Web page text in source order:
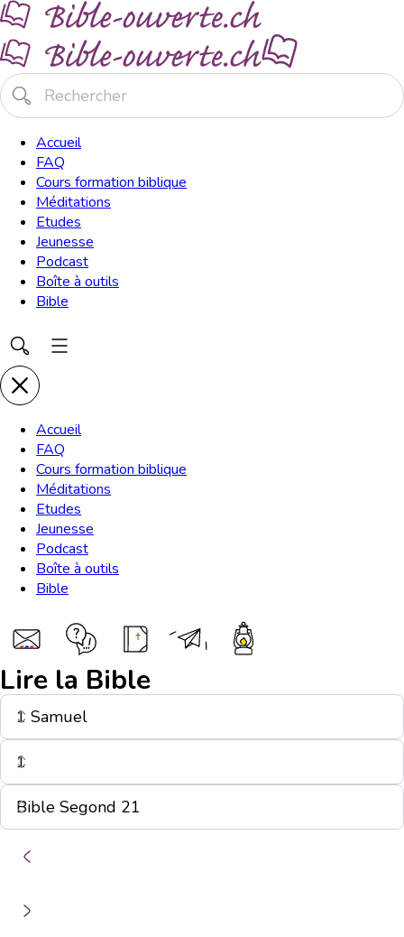
Accueil
FAQ
Cours formation biblique
Méditations
Etudes
Jeunesse
Podcast
Boîte à outils
Bible
Accueil
FAQ
Cours formation biblique
Méditations
Etudes
Jeunesse
Podcast
Boîte à outils
Bible
Lire la Bible